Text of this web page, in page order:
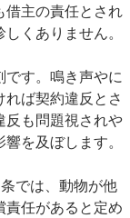
借主の責任とされ
くありません。
です。鳴き声やに
ば契約違反とさ
反も問題視されや
を及ぼします。
では、動物が他
責任があると定め